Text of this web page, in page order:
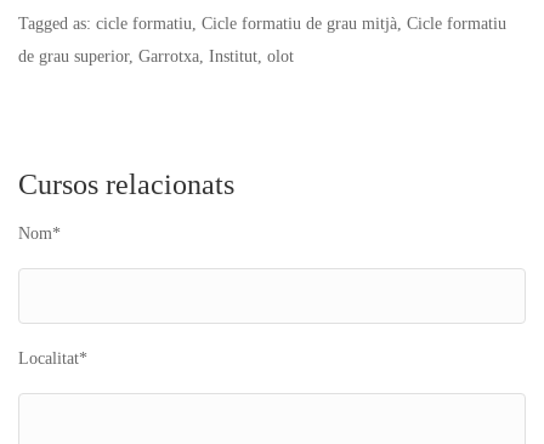
Tagged as: cicle formatiu, Cicle formatiu de grau mitjà, Cicle formatiu
de grau superior, Garrotxa, Institut, olot
Cursos relacionats
Nom*
Localitat*